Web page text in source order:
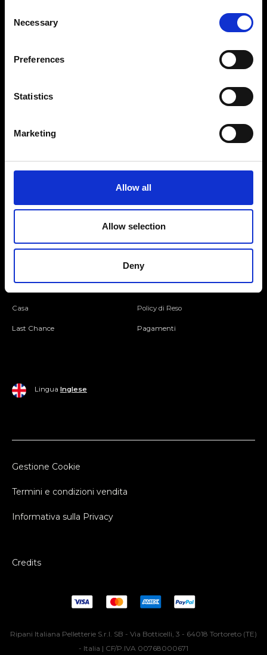
Selection
Necessary
Preferences
Statistics
Marketing
Allow all
Allow selection
Deny
Trova il tuo negozio Ripani
Entra nella Community
Rispondiamo a tutte le tue
Mondo Ripani
Casa
Last Chance
Mondo Ripani
Policy di Reso
Pagamenti
Lingua Inglese
Gestione Cookie
Termini e condizioni vendita
Informativa sulla Privacy
Credits
Ripani Italiana Pelletterie S.r.l. SB - Via Botticelli, 3 - 64018 Tortoreto (TE)
- Italia | CF/P.IVA 00768000671